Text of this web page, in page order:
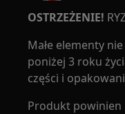
OSTRZEŻENIE!
Małe elementy
poniżej 3 roku
części i
Produkt powinien